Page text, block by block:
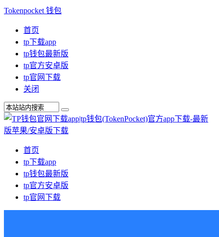
Tokenpocket 钱包
首页
tp下载app
tp钱包最新版
tp官方安卓版
tp官网下载
关闭
首页
tp下载app
tp钱包最新版
tp官方安卓版
tp官网下载